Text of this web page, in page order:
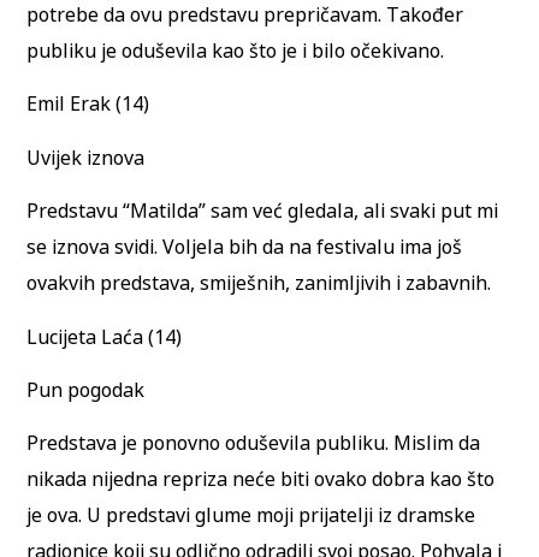
potrebe da ovu predstavu prepričavam. Također
publiku je oduševila kao što je i bilo očekivano.
Emil Erak (14)
Uvijek iznova
Predstavu “Matilda” sam već gledala, ali svaki put mi
se iznova svidi. Voljela bih da na festivalu ima još
ovakvih predstava, smiješnih, zanimljivih i zabavnih.
Lucijeta Laća (14)
Pun pogodak
Predstava je ponovno oduševila publiku. Mislim da
nikada nijedna repriza neće biti ovako dobra kao što
je ova. U predstavi glume moji prijatelji iz dramske
radionice koji su odlično odradili svoj posao. Pohvala i